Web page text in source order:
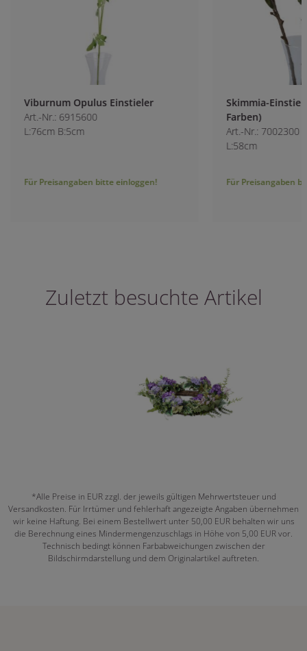
Viburnum Opulus Einstieler
Art.-Nr.: 6915600
L:76cm B:5cm
Für Preisangaben bitte einloggen!
Skimmia-
Farben)
Art.-Nr.: 7002300
L:58cm
Für Preisangaben
Zuletzt besuchte Artikel
*Alle Preise in EUR zzgl. der jeweils gültigen Mehrwertsteuer und
Versandkosten. Für Irrtümer und fehlerhaft angezeigte Angaben übernehmen
wir keine Haftung. Bei einem Bestellwert unter 50,00 EUR behalten wir uns
die Berechnung eines Mindermengenzuschlags in Höhe von 5,00 EUR vor.
Technisch bedingt können Farbabweichungen zwischen der
Bildschirmdarstellung und dem Originalartikel auftreten.